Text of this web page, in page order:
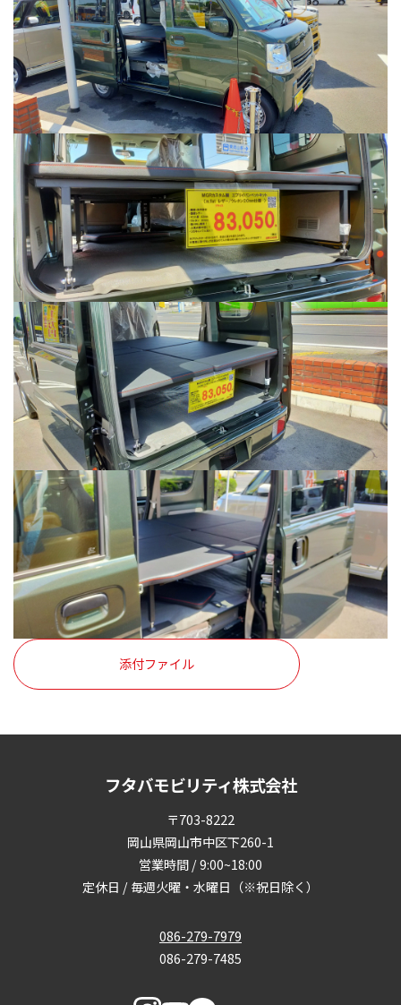
添付ファイル
フタバモビリティ株式会社
〒703-8222
岡山県岡山市中区下260-1
営業時間 / 9:00~18:00
定休日 / 毎週火曜・水曜日（※祝日除く）
086-279-7979
086-279-7485